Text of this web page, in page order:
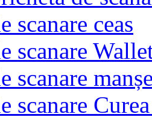
scanare ceas
scanare
scanare
scanare